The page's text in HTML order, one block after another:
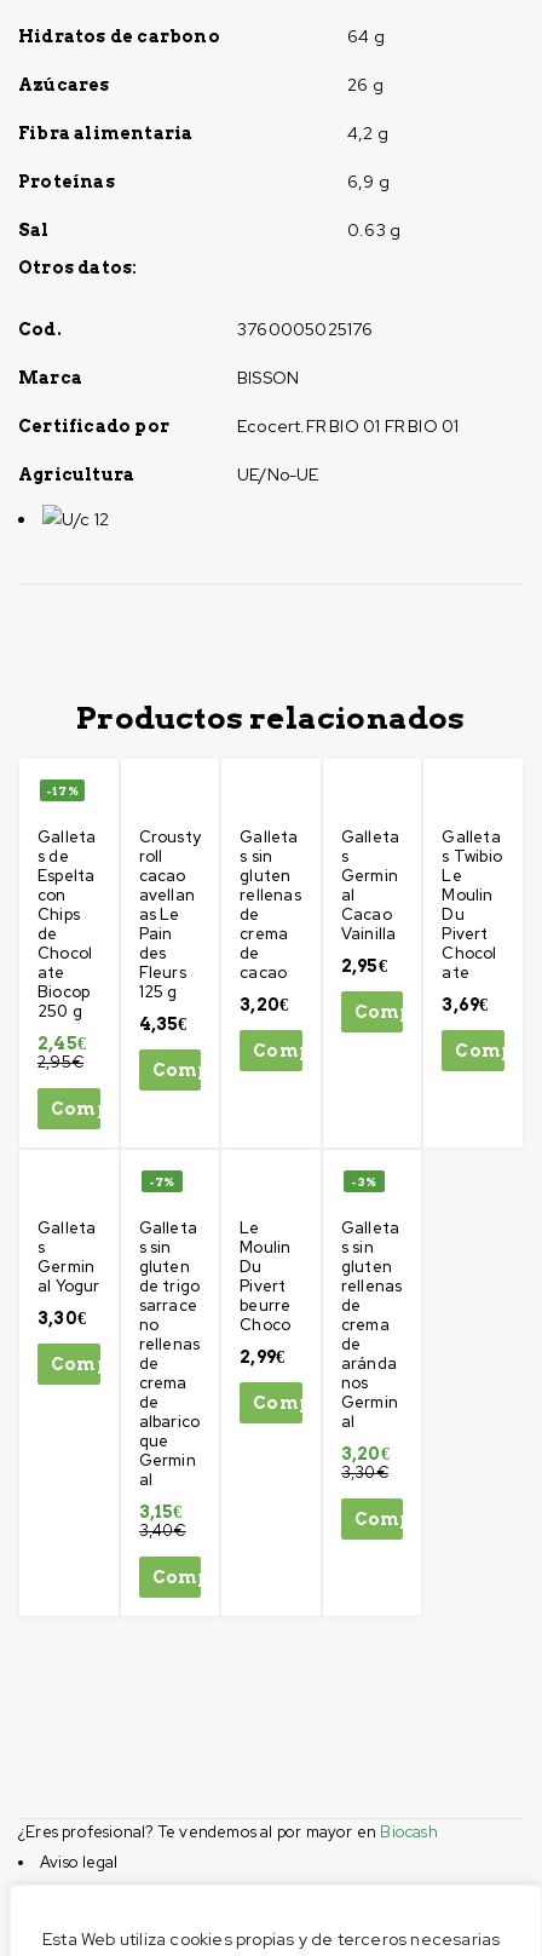
Esta Web utiliza cookies propias y de terceros necesarias
Hidratos de carbono 64 g
Azúcares 26 g
Fibra alimentaria 4,2 g
Proteínas 6,9 g
Sal 0.63 g
Otros datos:
Cod. 3760005025176
Marca BISSON
Certificado por Ecocert.FR BIO 01 FR BIO 01
Agricultura UE/No-UE
U/c 12
Productos relacionados
-17%
Galleta
s de
Espelta
con
Chips
de
Chocol
ate
Biocop
250 g
2,95€
2,45€
Comprar
Crousty
roll
cacao
avellan
as Le
Pain
des
Fleurs
125 g
4,35€
Comprar
Galleta
s sin
gluten
rellenas
de
crema
de
cacao
3,20€
Comprar
Galleta
s
Germin
al
Cacao
Vainilla
2,95€
Comprar
Galleta
s Twibio
Le
Moulin
Du
Pivert
Chocol
ate
3,69€
Galleta
s
Germin
al Yogur
3,30€
Comprar
-7%
Galleta
s sin
gluten
de trigo
sarrace
no
rellenas
de
crema
de
albarico
que
Germin
al
3,40€
3,15€
Comprar
Le
Moulin
Du
Pivert
beurre
Choco
2,99€
Comprar
-3%
Galleta
s sin
gluten
rellenas
de
crema
de
aránda
nos
Germin
al
3,30€
3,20€
Comprar
¿Eres profesional? Te vendemos al por mayor en Biocash
Aviso legal
Privacidad